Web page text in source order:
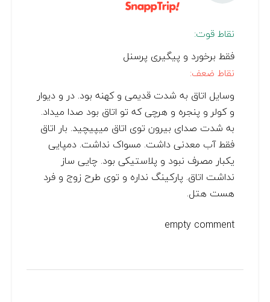
نقاط قوت:
فقط برخورد و پیگیری پرسنل
نقاط ضعف:
وسایل اتاق به شدت قدیمی و کهنه بود. در و دیوار
و کولر و پنجره و هرچی که تو اتاق بود صدا میداد.
به شدت صدای بیرون توی اتاق میپیچید. بار اتاق
فقط آب معدنی داشت. مسواک نداشت. دمپایی
یکبار مصرف نبود و پلاستیکی بود. چایی ساز
نداشت اتاق. پارکینگ نداره و توی طرح زوج و فرد
هست هتل.
empty comment